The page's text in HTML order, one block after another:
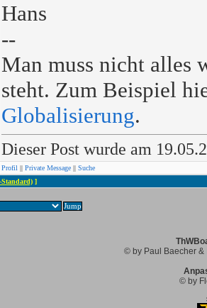
Hans
--
Man muss nicht alles
steht. Zum Beispiel
Globalisierung.
Dieser Post wurde am
Profil || Private Message || Suche
]
© by Paul Baecher &
© by